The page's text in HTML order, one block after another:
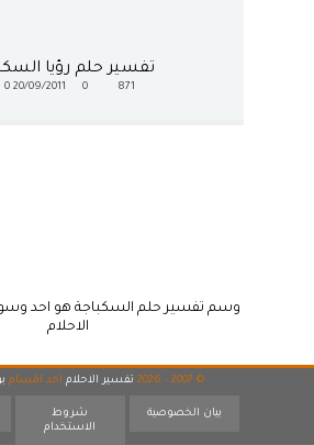
تفسير حلم رؤيا
871
0
20/09/2011
0
وسم تفسير حلم السكباجة هو احد
الاحلام
© 2007 - 2026 تفسير الاحلام احد اقسام
بيان الخصوصية
شروط
الاستخدام